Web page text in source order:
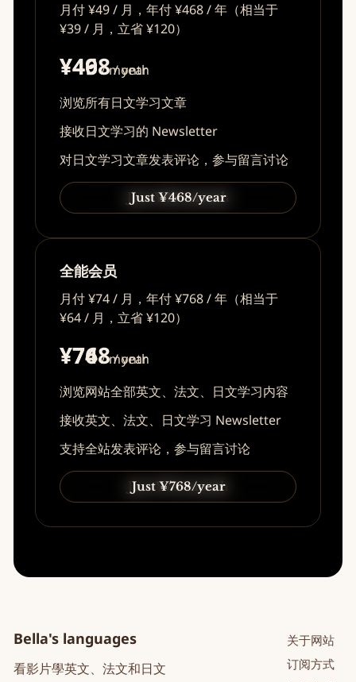
月付 ¥49 / 月，年付 ¥468 / 年（相当于
¥39 / 月，立省 ¥120）
¥49/ month
¥468/ year
浏览所有日文学习文章
接收日文学习的 Newsletter
对日文学习文章发表评论，参与留言讨论
Just ¥49/month
Just ¥468/year
全能会员
月付 ¥74 / 月，年付 ¥768 / 年（相当于
¥64 / 月，立省 ¥120）
¥74/ month
¥768/ year
浏览网站全部英文、法文、日文学习内容
接收英文、法文、日文学习 Newsletter
支持全站发表评论，参与留言讨论
Just ¥74/month
Just ¥768/year
Bella's languages
看影片學英文、法文和日文
关于网站
订阅方式